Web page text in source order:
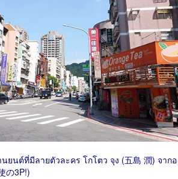
นยนต์ที่มีลายตัวละคร โกโตว จุง (五島 潤) จากอ
の3P!)